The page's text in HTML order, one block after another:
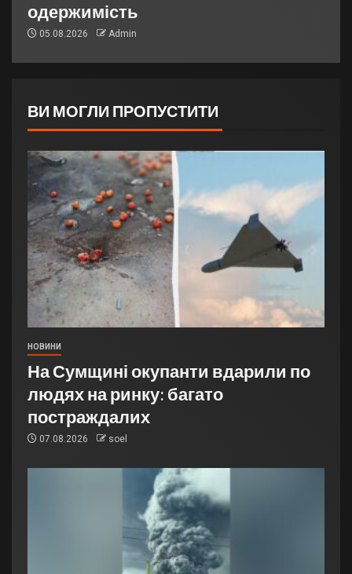
одержимість
05.08.2026 Admin
ВИ МОГЛИ ПРОПУСТИТИ
НОВИНИ
На Сумщині окупанти вдарили по
людях на ринку: багато
постраждалих
07.08.2026 soel